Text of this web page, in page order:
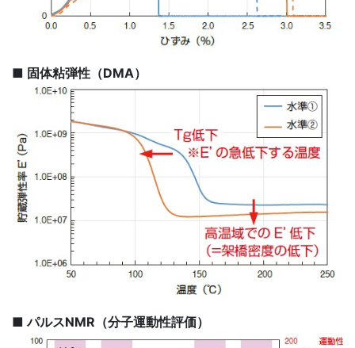
■ 固体粘弾性（DMA）
■ パルスNMR（分子運動性評価）